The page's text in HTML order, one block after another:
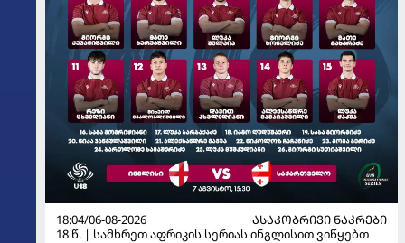
18:04/06-08-2026
ᲐᲡᲐᲙᲝᲑᲠᲘᲕᲘ ᲜᲐᲙᲠᲔᲑᲘ
18 წ. | სამხრეთ აფრიკის სერიას ინგლისით ვიწყებთ